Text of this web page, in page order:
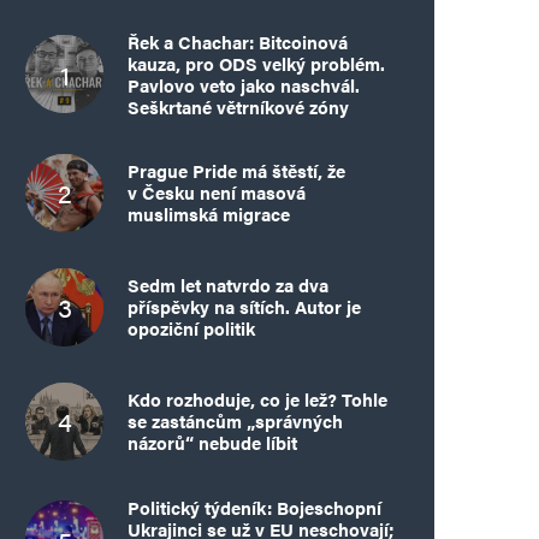
Řek a Chachar: Bitcoinová
kauza, pro ODS velký problém.
Pavlovo veto jako naschvál.
Seškrtané větrníkové zóny
Prague Pride má štěstí, že
v Česku není masová
muslimská migrace
Sedm let natvrdo za dva
příspěvky na sítích. Autor je
opoziční politik
Kdo rozhoduje, co je lež? Tohle
se zastáncům „správných
názorů“ nebude líbit
Politický týdeník: Bojeschopní
Ukrajinci se už v EU neschovají;